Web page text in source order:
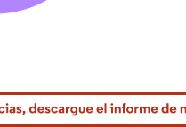
BY 4.0.